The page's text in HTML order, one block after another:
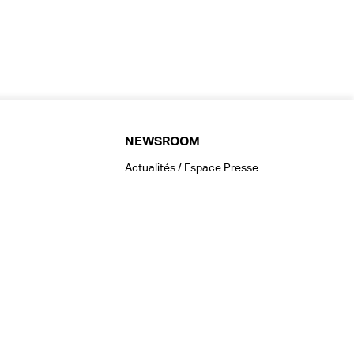
NEWSROOM
Actualités / Espace Presse